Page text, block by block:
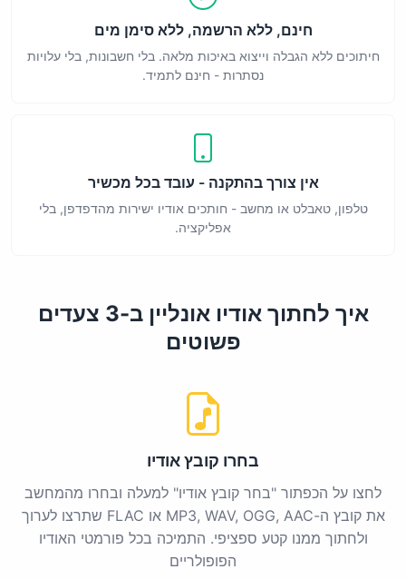
חינם, ללא הרשמה, ללא סימן מים
חיתוכים ללא הגבלה וייצוא באיכות מלאה. בלי חשבונות, בלי עלויות
נסתרות - חינם לתמיד.
אין צורך בהתקנה - עובד בכל מכשיר
טלפון, טאבלט או מחשב - חותכים אודיו ישירות מהדפדפן, בלי
אפליקציה.
איך לחתוך אודיו אונליין ב-3 צעדים
פשוטים
בחרו קובץ אודיו
לחצו על הכפתור "בחר קובץ אודיו" למעלה ובחרו מהמחשב
את קובץ ה-MP3, WAV, OGG, AAC או FLAC שתרצו לערוך
ולחתוך ממנו קטע ספציפי. התמיכה בכל פורמטי האודיו
הפופולריים